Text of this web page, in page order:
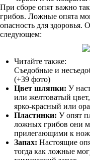
При сборе опят важно
грибов. Ложные опята
опасность для здоровья.
следующем:
Читайте также:
Съедобные и
(+39 фото)
Цвет шляпки: У
или желтоватый
ярко-красный или
Пластинки: У опят
ложных грибов они
прилегающими к
Запах: Настоящие
тогда как ложные